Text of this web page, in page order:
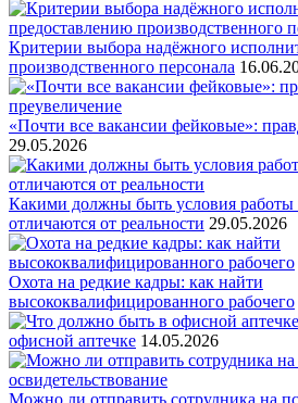
Критерии выбора надёжного
производственного персонала
«Почти все вакансии фейковые»:
29.05.2026
Какими должны быть условия работы
отличаются от реальности 29.05.2026
Охота на редкие кадры: как найти
высококвалифицированного рабочего
офисной аптечке 14.05.2026